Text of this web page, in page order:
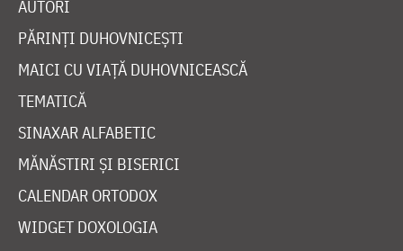
AUTORI
PĂRINȚI DUHOVNICEȘTI
MAICI CU VIAȚĂ DUHOVNICEASCĂ
TEMATICĂ
SINAXAR ALFABETIC
MĂNĂSTIRI ȘI BISERICI
CALENDAR ORTODOX
WIDGET DOXOLOGIA